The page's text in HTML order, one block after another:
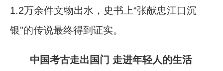
1.2万余件文物出水，史书上“张献忠江口沉
银”的传说最终得到证实。
中国考古走出国门 走进年轻人的生活